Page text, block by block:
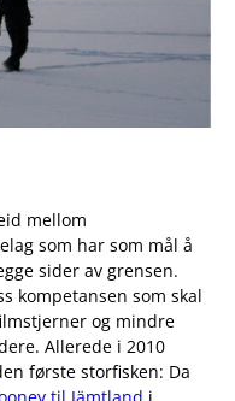
mellom
som har som mål å
sider av grensen.
kompetansen som skal
og mindre
Allerede i 2010
første storfisken: Da
til Jämtland i